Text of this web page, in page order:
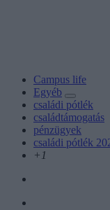
Campus life
Egyéb
családi pótlék
családtámogatás
pénzügyek
családi pótlék
+1